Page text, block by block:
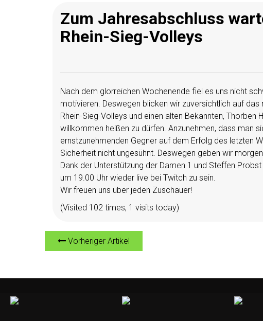
Zum Jahresabschluss
Rhein-Sieg-Volleys
Nach dem glorreichen Wochenende fiel es uns nicht
motivieren. Deswegen blicken wir zuversichtlich auf
Rhein-Sieg-Volleys und einen alten Bekannten, Thorben
willkommen heißen zu dürfen. Anzunehmen, dass man
ernstzunehmenden Gegner auf dem Erfolg des letzten
Sicherheit nicht ungesühnt. Deswegen geben wir
Dank der Unterstützung der Damen 1 und Steffen
um 19.00 Uhr wieder live bei Twitch zu sein.
Wir freuen uns über jeden Zuschauer!
(Visited 102 times, 1 visits today)
Vorheriger Artikel